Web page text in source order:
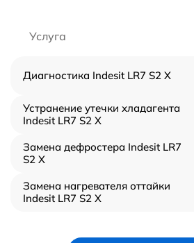
Услуга
Диагностика Indesit LR7 S2 X
Устранение утечки хладагента
Indesit LR7 S2 X
Замена дефростера Indesit LR7
S2 X
Замена нагревателя оттайки
Indesit LR7 S2 X